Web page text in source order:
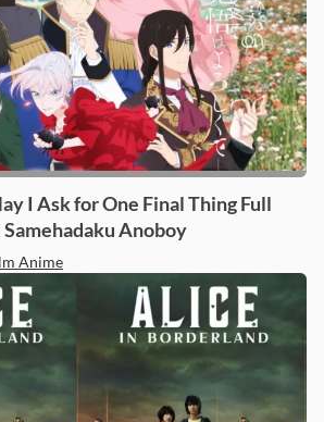
I Ask for One Final Thing Full
Anoboy
Anime